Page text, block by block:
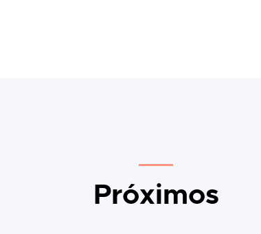
Próximos